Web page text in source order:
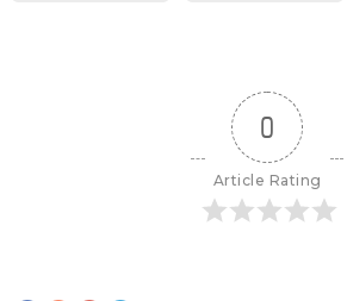
0
Article Rating